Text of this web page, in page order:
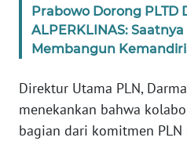
Prabowo Dorong PLTD
ALPERKLINAS:
Membangun
Direktur Utama PLN,
menekankan bahwa
bagian dari komitmen PLN
BANTEN
WN
WN
KEPRI